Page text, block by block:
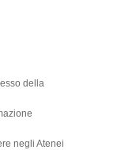
della
negli Atenei